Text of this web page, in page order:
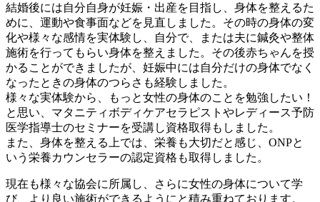
結婚後には自分自身が妊娠・出産を目指し、身体を整えるた
めに、運動や食事面などを見直しました。その時の身体の変
化や様々な感情を実体験し、自分で、または夫に鍼灸や整体
施術を行ってもらい身体を整えました。その後赤ちゃんを授
かることができましたが、妊娠中には自分だけの身体でなく
なったときの身体のつらさも経験しました。
様々な実体験から、もっと女性の身体のことを勉強したい！
と思い、マタニティボディケアセラピストやレディース予防
医学指導士のセミナーを受講し資格取得もしました。
また、身体を整える上では、栄養も大切だと感じ、ONPと
いう栄養カウンセラーの認定資格も取得しました。
現在も様々な協会に所属し、さらに女性の身体について学
び、より良い施術ができるようにと積み重ねております。